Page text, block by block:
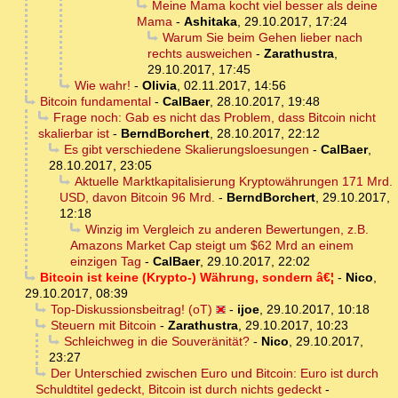
Meine Mama kocht viel besser als deine
Mama - Ashitaka, 29.10.2017, 17:24
Warum Sie beim Gehen lieber nach
rechts ausweichen - Zarathustra,
29.10.2017, 17:45
Wie wahr! - Olivia, 02.11.2017, 14:56
Bitcoin fundamental- CalBaer, 28.10.2017, 19:48
Frage noch: Gab es nicht das Problem, dass Bitcoin nicht
skalierbar ist - BerndBorchert, 28.10.2017, 22:12
Es gibt verschiedene Skalierungsloesungen - CalBaer,
28.10.2017, 23:05
Aktuelle Marktkapitalisierung Kryptowährungen 171 Mrd.
USD, davon Bitcoin 96 Mrd. - BerndBorchert, 29.10.2017,
12:18
Winzig im Vergleich zu anderen Bewertungen, z.B.
Amazons Market Cap steigt um $62 Mrd an einem
einzigen Tag - CalBaer, 29.10.2017, 22:02
Bitcoin ist keine (Krypto-) Währung, sondern â€¦ - Nico,
29.10.2017, 08:39
Top-Diskussionsbeitrag! (oT)
- ijoe, 29.10.2017, 10:18
Steuern mit Bitcoin - Zarathustra, 29.10.2017, 10:23
Schleichweg in die Souveränität?- Nico, 29.10.2017,
23:27
Der Unterschied zwischen Euro und Bitcoin: Euro ist durch
Schuldtitel gedeckt, Bitcoin ist durch nichts gedeckt -